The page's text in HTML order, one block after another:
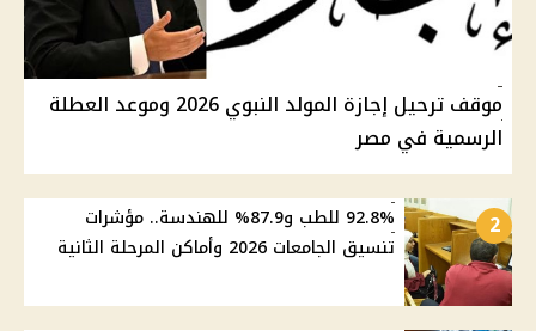
موقف ترحيل إجازة المولد النبوي 2026 وموعد العطلة
الرسمية في مصر
2
92.8% للطب و87.9% للهندسة.. مؤشرات
تنسيق الجامعات 2026 وأماكن المرحلة الثانية